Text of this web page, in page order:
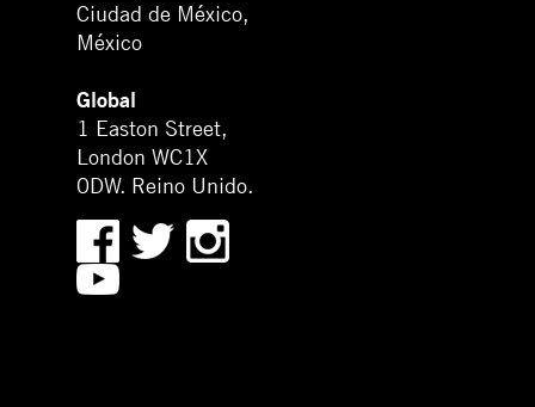
Ciudad de México,
México
Global
1 Easton Street,
London WC1X
0DW. Reino Unido.